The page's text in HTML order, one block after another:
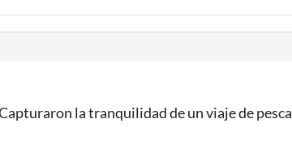
la tranquilidad de un viaje de pesca